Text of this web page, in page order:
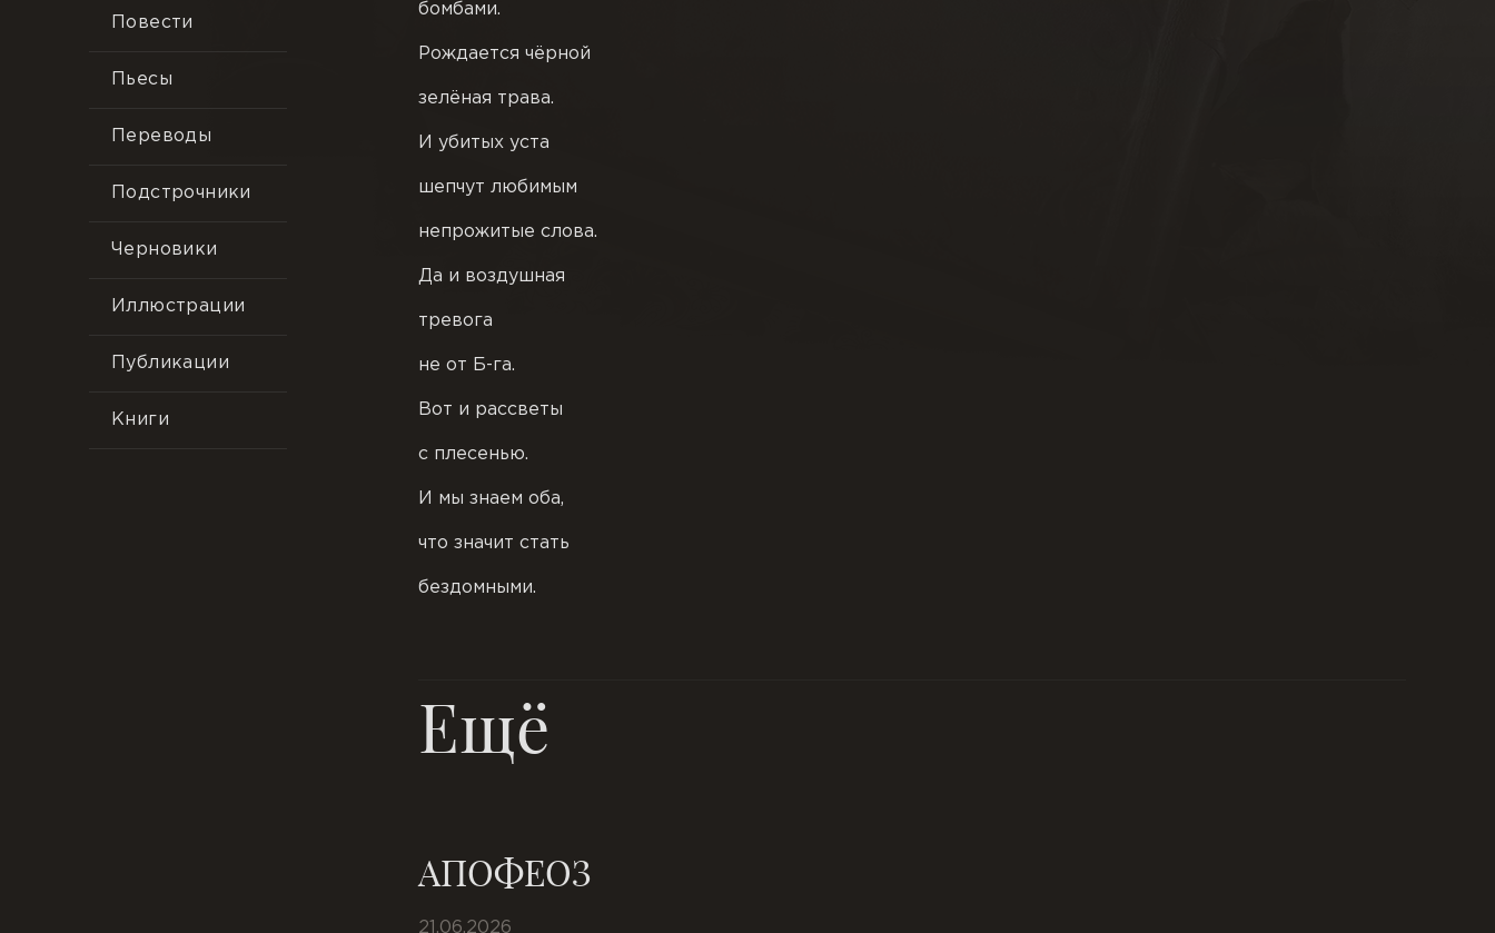
Повести
Пьесы
Переводы
Подстрочники
Черновики
Иллюстрации
Публикации
Книги
бомбами.
Рождается чёрной
зелёная трава.
И убитых уста
шепчут любимым
непрожитые слова.
Да и воздушная
тревога
не от Б-га.
Вот и рассветы
с плесенью.
И мы знаем оба,
что значит стать
бездомными.
Ещё
АПОФЕОЗ
21.06.2026